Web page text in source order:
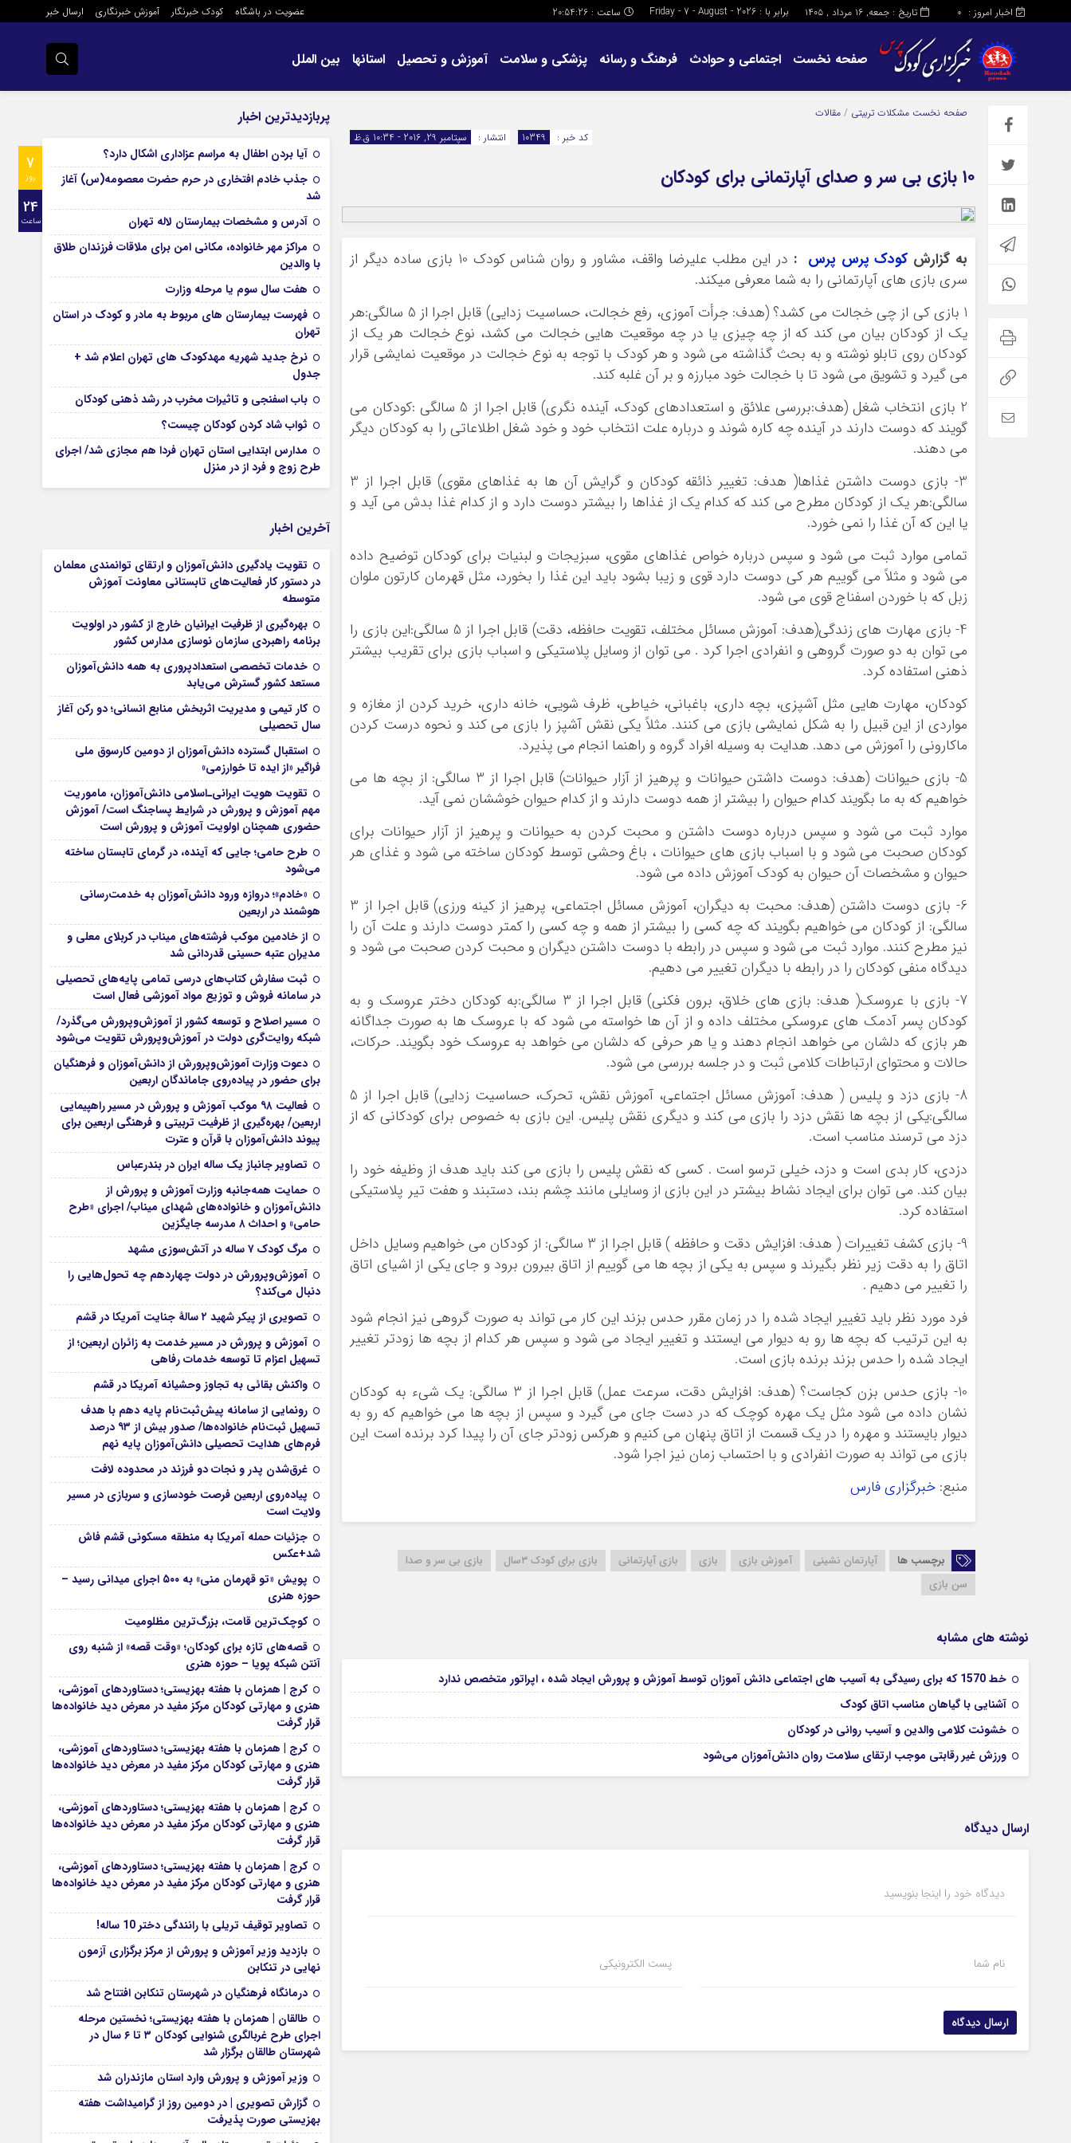
اخبار امروز : 0 تاریخ : جمعه, ۱۶ مرداد , ۱۴۰۵ برابر با : Friday - 7 - August - 2026 ساعت : 20:54:27 عضویت در باشگاه کودک خبرنگار آموزش خبرنگاری ارسال خبر
صفحه نخست اجتماعی و حوادث فرهنگ و رسانه پزشکی و سلامت آموزش و تحصیل استانها بین الملل
صفحه نخست مشکلات تربیتی / مقالات
انتشار :
سپتامبر 29, 2016 - 10:34 ق.ظ کد خبر : 10349
۱۰ بازی بی سر و صدای آپارتمانی برای کودکان
به گزارش کودک پرس پرس :
در این مطلب علیرضا واقف، مشاور و روان شناس کودک 10 بازی ساده دیگر از
سری بازی های آپارتمانی را به شما معرفی میکند.
1 بازی کی از چی خجالت می کشد؟ (هدف: جرأت آموزی، رفع خجالت، حساسیت زدایی) قابل اجرا از 5 سالگی:هر
یک از کودکان بیان می کند که از چه چیزی یا در چه موقعیت هایی خجالت می کشد، نوع خجالت هر یک از
کودکان روی تابلو نوشته و به بحث گذاشته می شود و هر کودک با توجه به نوع خجالت در موقعیت نمایشی قرار
می گیرد و تشویق می شود تا با خجالت خود مبارزه و بر آن غلبه کند.
2 بازی انتخاب شغل (هدف:بررسی علائق و استعدادهای کودک، آینده نگری) قابل اجرا از 5 سالگی :کودکان می
گویند که دوست دارند در آینده چه کاره شوند و درباره علت انتخاب خود و خود شغل اطلاعاتی را به کودکان دیگر
می دهند.
3- بازی دوست داشتن غذاها( هدف: تغییر ذائقه کودکان و گرایش آن ها به غذاهای مقوی) قابل اجرا از 3
سالگی:هر یک از کودکان مطرح می کند که کدام یک از غذاها را بیشتر دوست دارد و از کدام غذا بدش می آید و
یا این که آن غذا را نمی خورد.
تمامی موارد ثبت می شود و سپس درباره خواص غذاهای مقوی، سبزیجات و لبنیات برای کودکان توضیح داده
می شود و مثلاً می گوییم هر کی دوست دارد قوی و زیبا بشود باید این غذا را بخورد، مثل قهرمان کارتون ملوان
زبل که با خوردن اسفناج قوی می شود.
4- بازی مهارت های زندگی(هدف: آموزش مسائل مختلف، تقویت حافظه، دقت) قابل اجرا از 5 سالگی:این بازی را
می توان به دو صورت گروهی و انفرادی اجرا کرد . می توان از وسایل پلاستیکی و اسباب بازی برای تقریب بیشتر
ذهنی استفاده کرد.
کودکان، مهارت هایی مثل آشپزی، بچه داری، باغبانی، خیاطی، ظرف شویی، خانه داری، خرید کردن از مغازه و
مواردی از این قبیل را به شکل نمایشی بازی می کنند. مثلاً یکی نقش آشپز را بازی می کند و نحوه درست کردن
ماکارونی را آموزش می دهد. هدایت به وسیله افراد گروه و راهنما انجام می پذیرد.
5- بازی حیوانات (هدف: دوست داشتن حیوانات و پرهیز از آزار حیوانات) قابل اجرا از 3 سالگی: از بچه ها می
خواهیم که به ما بگویند کدام حیوان را بیشتر از همه دوست دارند و از کدام حیوان خوششان نمی آید.
موارد ثبت می شود و سپس درباره دوست داشتن و محبت کردن به حیوانات و پرهیز از آزار حیوانات برای
کودکان صحبت می شود و با اسباب بازی های حیوانات ، باغ وحشی توسط کودکان ساخته می شود و غذای هر
حیوان و مشخصات آن حیوان به کودک آموزش داده می شود.
6- بازی دوست داشتن (هدف: محبت به دیگران، آموزش مسائل اجتماعی، پرهیز از کینه ورزی) قابل اجرا از 3
سالگی: از کودکان می خواهیم بگویند که چه کسی را بیشتر از همه و چه کسی را کمتر دوست دارند و علت آن را
نیز مطرح کنند. موارد ثبت می شود و سپس در رابطه با دوست داشتن دیگران و محبت کردن صحبت می شود و
دیدگاه منفی کودکان را در رابطه با دیگران تغییر می دهیم.
7- بازی با عروسک( هدف: بازی های خلاق، برون فکنی) قابل اجرا از 3 سالگی:به کودکان دختر عروسک و به
کودکان پسر آدمک های عروسکی مختلف داده و از آن ها خواسته می شود که با عروسک ها به صورت جداگانه
هر بازی که دلشان می خواهد انجام دهند و یا هر حرفی که دلشان می خواهد به عروسک خود بگویند. حرکات،
حالات و محتوای ارتباطات کلامی ثبت و در جلسه بررسی می شود.
8- بازی دزد و پلیس ( هدف: آموزش مسائل اجتماعی، آموزش نقش، تحرک، حساسیت زدایی) قابل اجرا از 5
سالگی:یکی از بچه ها نقش دزد را بازی می کند و دیگری نقش پلیس. این بازی به خصوص برای کودکانی که از
دزد می ترسند مناسب است.
دزدی، کار بدی است و دزد، خیلی ترسو است . کسی که نقش پلیس را بازی می کند باید هدف از وظیفه خود را
بیان کند. می توان برای ایجاد نشاط بیشتر در این بازی از وسایلی مانند چشم بند، دستبند و هفت تیر پلاستیکی
استفاده کرد.
9- بازی کشف تغییرات ( هدف: افزایش دقت و حافظه ) قابل اجرا از 3 سالگی: از کودکان می خواهیم وسایل داخل
اتاق را به دقت زیر نظر بگیرند و سپس به یکی از بچه ها می گوییم از اتاق بیرون برود و جای یکی از اشیای اتاق
را تغییر می دهیم .
فرد مورد نظر باید تغییر ایجاد شده را در زمان مقرر حدس بزند این کار می تواند به صورت گروهی نیز انجام شود
به این ترتیب که بچه ها رو به دیوار می ایستند و تغییر ایجاد می شود و سپس هر کدام از بچه ها زودتر تغییر
ایجاد شده را حدس بزند برنده بازی است.
10- بازی حدس بزن کجاست؟ (هدف: افزایش دقت، سرعت عمل) قابل اجرا از 3 سالگی: یک شیء به کودکان
نشان داده می شود مثل یک مهره کوچک که در دست جای می گیرد و سپس از بچه ها می خواهیم که رو به
دیوار بایستند و مهره را در یک قسمت از اتاق پنهان می کنیم و هرکس زودتر جای آن را پیدا کرد برنده است این
بازی می تواند به صورت انفرادی و با احتساب زمان نیز اجرا شود.
منبع: خبرگزاری فارس
برچسب ها آپارتمان نشینی آموزش بازی بازی بازی آپارتمانی بازی برای کودک ۳سال
بازی بی سر و صدا
سن بازی
نوشته های مشابه
خط 1570 که برای رسیدگی به آسیب های اجتماعی دانش آموزان توسط آموزش و پرورش ایجاد شده ، اپراتور متخصص ندارد
آشنایی با گیاهان مناسب اتاق کودک
خشونت کلامی والدین و آسیب روانی در کودکان
ورزش غیر رقابتی موجب ارتقای سلامت روان دانش‌آموزان می‌شود
ارسال دیدگاه
دیدگاه خود را اینجا بنویسید
نام شما پست الکترونیکی
پربازدیدترین اخبار
7
روز
24
ساعت
آیا بردن اطفال به مراسم عزادارى اشکال دارد؟
جذب خادم افتخاری در حرم حضرت معصومه(س) آغاز
شد
آدرس و مشخصات بیمارستان لاله تهران
مراکز مهر خانواده، مکانی امن برای ملاقات فرزندان طلاق
با والدین
هفت سال سوم یا مرحله وزارت
فهرست بیمارستان های مربوط به مادر و کودک در استان
تهران
نرخ جدید شهریه مهدکودک های تهران اعلام شد +
جدول
باب اسفنجی و تاثیرات مخرب در رشد ذهنی کودکان
ثواب شاد کردن کودکان چیست؟
مدارس ابتدایی استان تهران فردا هم مجازی شد/ اجرای
طرح زوج و فرد از در منزل
آخرین اخبار
تقویت یادگیری دانش‌آموزان و ارتقای توانمندی معلمان
در دستور کار فعالیت‌های تابستانی معاونت آموزش
متوسطه
بهره‌گیری از ظرفیت ایرانیان خارج از کشور در اولویت
برنامه راهبردی سازمان نوسازی مدارس کشور
خدمات تخصصی استعدادپروری به همه دانش‌آموزان
مستعد کشور گسترش می‌یابد
کار تیمی و مدیریت اثربخش منابع انسانی؛ دو رکن آغاز
سال تحصیلی
استقبال گسترده دانش‌آموزان از دومین کارسوق ملی
فراگیر «از ایده تا خوارزمی»
تقویت هویت ایرانی‌ـ‌اسلامی دانش‌آموزان، ماموریت
مهم آموزش و پرورش در شرایط پساجنگ است/ آموزش
حضوری همچنان اولویت آموزش و پرورش است
طرح حامی؛ جایی که آینده، در گرمای تابستان ساخته
می‌شود
«خادم»؛ دروازه ورود دانش‌آموزان به خدمت‌رسانی
هوشمند در اربعین
از خادمین موکب فرشته‌های میناب در کربلای معلی و
مدیران عتبه حسینی قدردانی شد
ثبت سفارش کتاب‌های درسی تمامی پایه‌های تحصیلی
در سامانه فروش و توزیع مواد آموزشی فعال است
مسیر اصلاح و توسعه کشور از آموزش‌وپرورش می‌گذرد/
شبکه روایت‌‌گری دولت در آموزش‌وپرورش تقویت می‌شود
دعوت وزارت آموزش‌وپرورش از دانش‌آموزان و فرهنگیان
برای حضور در پیاده‌روی جاماندگان اربعین
فعالیت ۹۸ موکب آموزش و پرورش در مسیر راهپیمایی
اربعین/ بهره‌گیری از ظرفیت تربیتی و فرهنگی اربعین برای
پیوند دانش‌آموزان با قرآن و عترت
تصاویر جانباز یک ساله ایران در بندرعباس
حمایت همه‌جانبه وزارت آموزش و پرورش از
دانش‌آموزان و خانواده‌های شهدای میناب/ اجرای «طرح
حامی» و احداث ۸ مدرسه جایگزین
مرگ کودک ۷ ساله در آتش‌سوزی مشهد
آموزش‌وپرورش در دولت چهاردهم چه تحول‌هایی را
دنبال می‌کند؟
تصویری از پیکر شهید ۲ سالۀ جنایت آمریکا در قشم
آموزش و پرورش در مسیر خدمت به زائران اربعین؛ از
تسهیل اعزام تا توسعه خدمات رفاهی
واکنش بقائی به تجاوز وحشیانه آمریکا در قشم
رونمایی از سامانه پیش‌ثبت‌نام پایه دهم با هدف
تسهیل ثبت‌نام خانواده‌ها/ صدور بیش از ۹۳ درصد
فرم‌های هدایت تحصیلی دانش‌آموزان پایه نهم
غرق‌شدن پدر و نجات دو فرزند در محدوده لافت
پیاده‌روی اربعین فرصت خودسازی و سربازی در مسیر
ولایت است
جزئیات حمله آمریکا به منطقه مسکونی قشم فاش
شد+عکس
پویش «تو قهرمان منی» به ۵۰۰ اجرای میدانی رسید –
حوزه هنری
کوچک‌ترین قامت، بزرگ‌ترین مظلومیت
قصه‌های تازه برای کودکان؛ «وقت قصه» از شنبه روی
آنتن شبکه پویا – حوزه هنری
کرج | همزمان با هفته بهزیستی؛ دستاوردهای آموزشی،
هنری و مهارتی کودکان مرکز مفید در معرض دید خانواده‌ها
قرار گرفت
کرج | همزمان با هفته بهزیستی؛ دستاوردهای آموزشی،
هنری و مهارتی کودکان مرکز مفید در معرض دید خانواده‌ها
قرار گرفت
کرج | همزمان با هفته بهزیستی؛ دستاوردهای آموزشی،
هنری و مهارتی کودکان مرکز مفید در معرض دید خانواده‌ها
قرار گرفت
کرج | همزمان با هفته بهزیستی؛ دستاوردهای آموزشی،
هنری و مهارتی کودکان مرکز مفید در معرض دید خانواده‌ها
قرار گرفت
تصاویر توقیف تریلی با رانندگی دختر 10 ساله!
بازدید وزیر آموزش و پرورش از مرکز برگزاری آزمون
نهایی در تنکابن
درمانگاه فرهنگیان در شهرستان تنکابن افتتاح شد
طالقان | همزمان با هفته بهزیستی؛ نخستین مرحله
اجرای طرح غربالگری شنوایی کودکان ۳ تا ۶ سال در
شهرستان طالقان برگزار شد
وزیر آموزش و پرورش وارد استان مازندران شد
گزارش تصویری | در دومین روز از گرامیداشت هفته
بهزیستی صورت پذیرفت